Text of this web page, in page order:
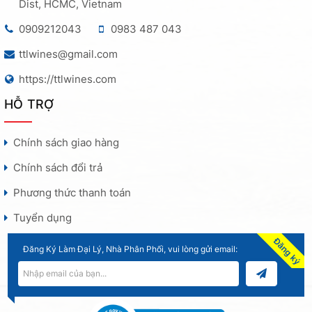
Dist, HCMC, Vietnam
0909212043
0983 487 043
ttlwines@gmail.com
https://ttlwines.com
HỖ TRỢ
Chính sách giao hàng
Chính sách đổi trả
Phương thức thanh toán
Tuyển dụng
Đăng Ký Làm Đại Lý, Nhà Phân Phối, vui lòng gửi email: Đăng ký